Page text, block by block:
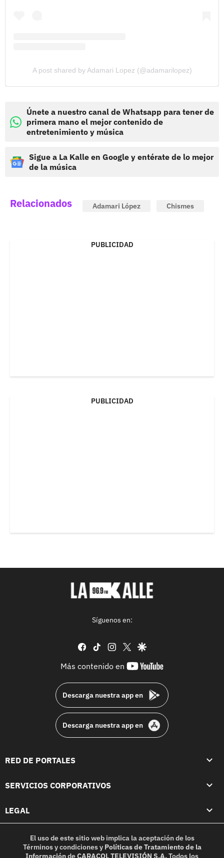
A post shared by Adamari Lopez (@adamarilopez)
Únete a nuestro canal de Whatsapp para tener de
primera mano el mejor contenido de
entretenimiento y música
Sigue a La Kalle en Google y entérate de lo mejor
de la música
Relacionados Adamari López Chismes
PUBLICIDAD
PUBLICIDAD
Síguenos en:
facebook
tiktok instagram
twittergoogle
Más contenido en
youtube-
Descarga nuestra app en
Descarga nuestra app en
RED DE PORTALES
SERVICIOS CORPORATIVOS
LEGAL
El uso de este sitio web implica la aceptación de los
Términos y condicionesy Políticas de Tratamiento de la
InformacióndeCARACOL TELEVISIÓN S.A.Todos los